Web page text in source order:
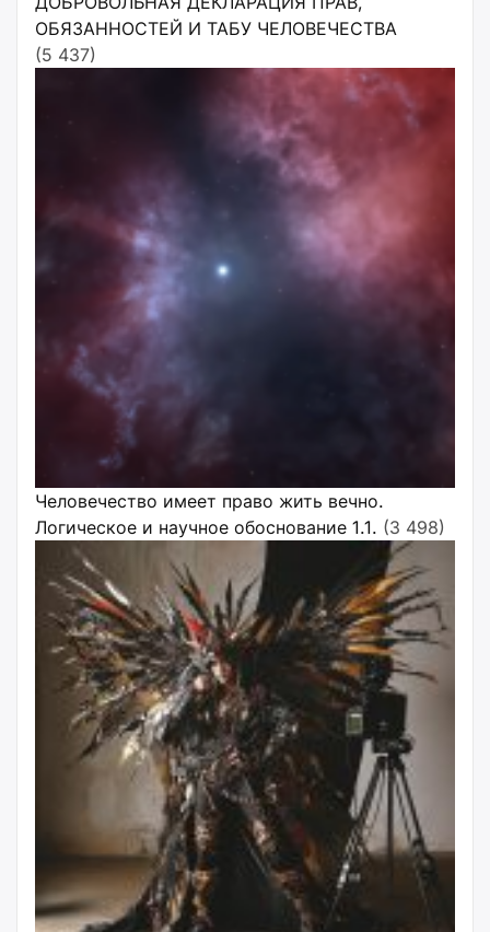
ОБЯЗАННОСТЕЙ И ТАБУ ЧЕЛОВЕЧЕСТВА
(5 437)
Человечество имеет право жить вечно.
Логическое и научное обоснование 1.1. (3 498)